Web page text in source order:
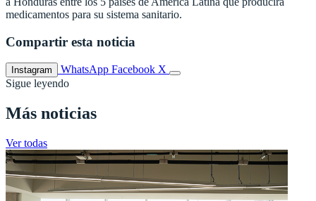
medicamentos para su sistema sanitario.
Compartir esta noticia
Instagram WhatsApp Facebook X
Sigue leyendo
Más noticias
Ver todas